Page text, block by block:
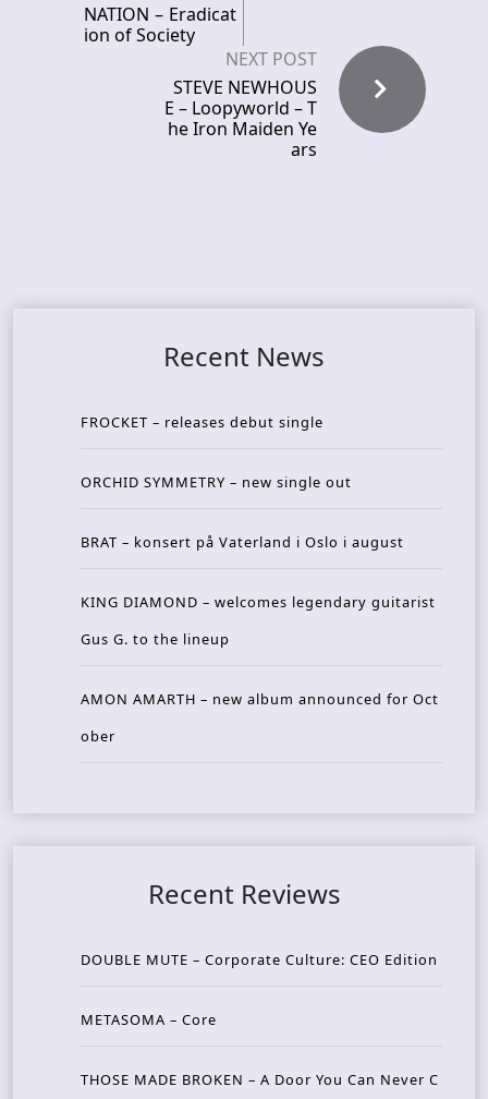
NATION – Eradicat
ion of Society
NEXT POST
STEVE NEWHOUS
E – Loopyworld – T
he Iron Maiden Ye
ars
Recent News
FROCKET – releases debut single
ORCHID SYMMETRY – new single out
BRAT – konsert på Vaterland i Oslo i august
KING DIAMOND – welcomes legendary guitarist
Gus G. to the lineup
AMON AMARTH – new album announced for Oct
ober
Recent Reviews
DOUBLE MUTE – Corporate Culture: CEO Edition
METASOMA – Core
THOSE MADE BROKEN – A Door You Can Never C